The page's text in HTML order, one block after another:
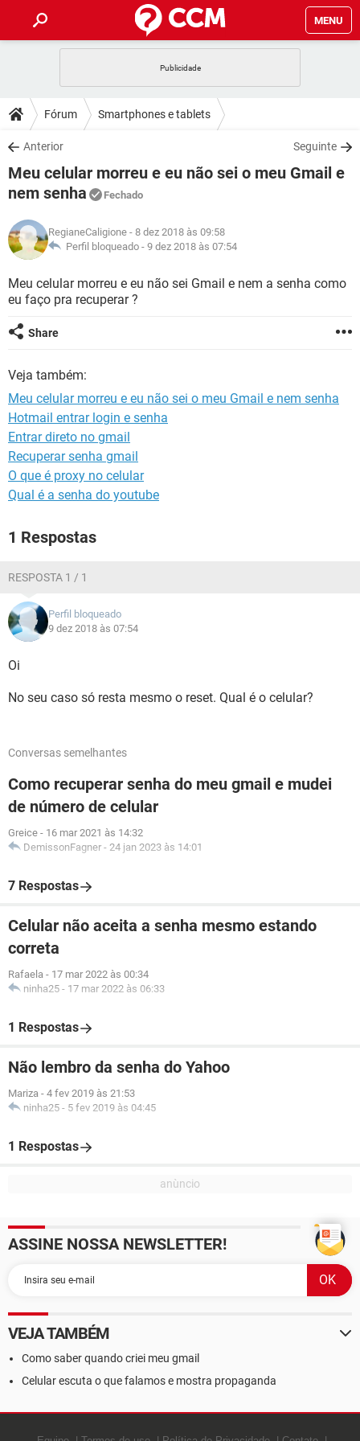
MENU
CELULAR FACEBOOK
OUTLOOK
INSTAGRAM GMAIL
GUIA DE COMPRAS
DICAS
JOGOS WHATSAPP
OUTLOOK
GUIA DE COMPRAS
DOWNLOADS
JOGOS WHATSAPP
CELULAR
OUTLOOK EXCEL
INSTAGRAM
GUIA DE COMPRAS
CELULAR FACEBOOK
INSTAGRAM
GUIA DE COMPRAS
GLOSSÁRIO
JOGOS
CELULAR FACEBOOK
INSTAGRAM
Fórum Smartphones e tablets
Anterior Seguinte
Meu celular morreu e eu não sei o meu Gmail e
nem senha
Fechado
RegianeCaligione - 8 dez 2018 às 09:58
Perfil bloqueado - 9 dez 2018 às 07:54
Meu celular morreu e eu não sei Gmail e nem a senha como
eu faço pra recuperar ?
Share
Veja também:
Meu celular morreu e eu não sei o meu Gmail e nem senha
Hotmail entrar login e senha
Entrar direto no gmail
Recuperar senha gmail
O que é proxy no celular
Qual é a senha do youtube
1 Respostas
RESPOSTA 1 / 1
Perfil bloqueado
9 dez 2018 às 07:54
Oi
No seu caso só resta mesmo o reset. Qual é o celular?
Conversas semelhantes
Como recuperar senha do meu gmail e mudei
de número de celular
Greice - 16 mar 2021 às 14:32
DemissonFagner - 24 jan 2023 às 14:01
7 Respostas
Celular não aceita a senha mesmo estando
correta
Rafaela - 17 mar 2022 às 00:34
ninha25 - 17 mar 2022 às 06:33
1 Respostas
Não lembro da senha do Yahoo
Mariza - 4 fev 2019 às 21:53
ninha25 - 5 fev 2019 às 04:45
1 Respostas
ASSINE NOSSA NEWSLETTER!
VEJA TAMBÉM
Como saber quando criei meu gmail
Celular escuta o que falamos e mostra propaganda